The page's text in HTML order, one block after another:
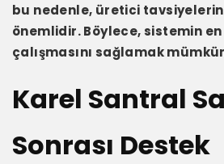
bu nedenle, üretici
önemlidir. Böylece, sistemin
çalışmasını sağlamak
Karel Santral
Sonrası Destek